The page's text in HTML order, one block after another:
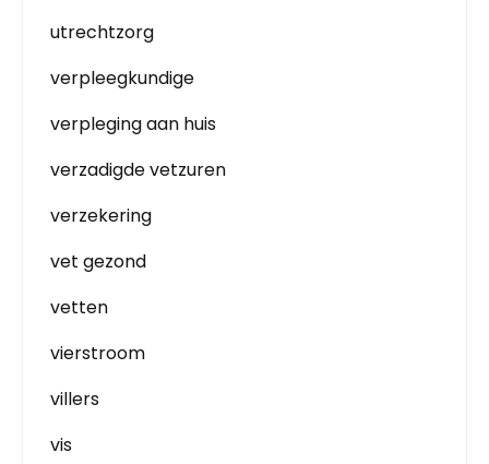
utrechtzorg
verpleegkundige
verpleging aan huis
verzadigde vetzuren
verzekering
vet gezond
vetten
vierstroom
villers
vis